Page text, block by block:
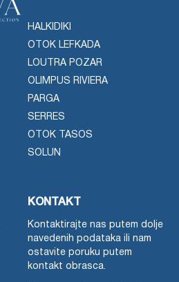
HALKIDIKI
OTOK LEFKADA
LOUTRA POZAR
OLIMPUS RIVIERA
PARGA
SERRES
OTOK TASOS
SOLUN
KONTAKT
Kontaktirajte nas putem dolje
navedenih podataka ili nam
ostavite poruku putem
kontakt obrasca.